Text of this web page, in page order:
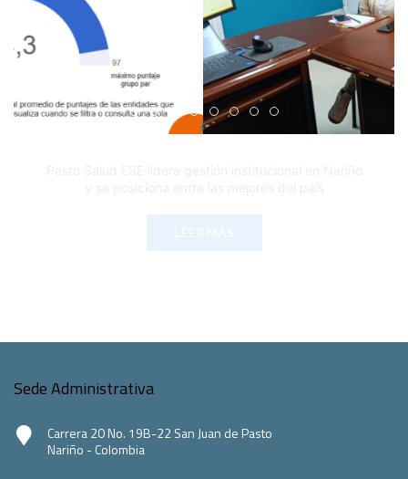
Edicto Emplazatorio a los Afiliados en el Régimen
Pasto Salud ESE lidera gestión institucional
Pasto Salud E.S.E. capacita a sus equipos
Último día para inscripciones en
Viceministro garantiza
Mil pesos que salvan vidas:
Cápsula 18-26 - Reporte
Cápsula 17-26 -
Sede Administrativa
Carrera 20 No. 19B-22 San Juan de Pasto
Nariño - Colombia